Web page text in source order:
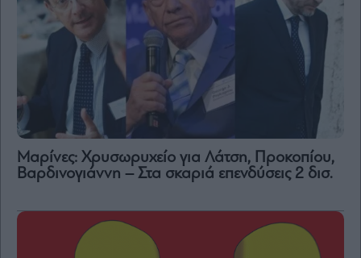
Μαρίνες: Χρυσωρυχείο για Λάτση, Προκοπίου,
Βαρδινογιάννη – Στα σκαριά επενδύσεις 2 δισ.